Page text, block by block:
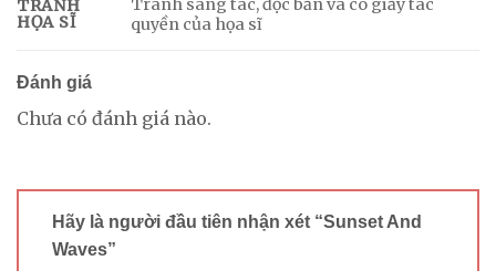
TRANH
HỌA SĨ
Tranh sáng tác, độc bản và có giấy tác
quyền của họa sĩ
Đánh giá
Chưa có đánh giá nào.
Hãy là người đầu tiên nhận xét “Sunset And
Waves”